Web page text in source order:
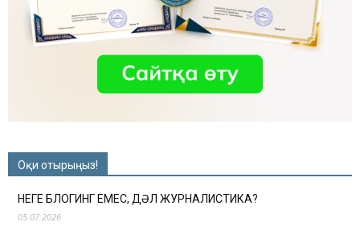
Оқи отырыңыз!
НЕГЕ БЛОГИНГ ЕМЕС, ДӘЛ ЖУРНАЛИСТИКА?
05.07.2026